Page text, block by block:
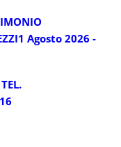
1 Agosto 2026 -